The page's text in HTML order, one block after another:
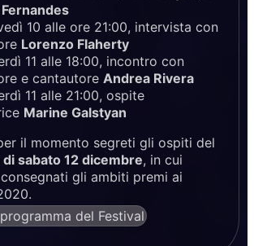
10 alle ore 21:00, intervista con
Lorenzo Flaherty
11 alle 18:00, incontro con
e cantautore Andrea Rivera
11 alle 21:00, ospite
Marine Galstyan
il momento segreti gli ospiti del
di sabato 12 dicembre, in cui
gli ambiti premi ai
del Festival